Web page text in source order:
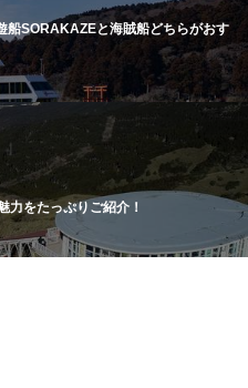
船SORAKAZEと海賊船どちらがおす
力をたっぷりご紹介！